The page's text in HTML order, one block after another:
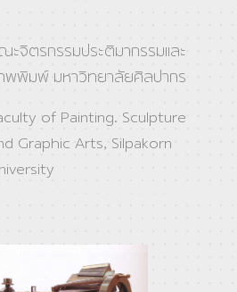
ะจิตรกรรมประติมากรรมและ
พพิมพ์ มหาวิทยาลัยศิลปากร
of Painting. Sculpture
Graphic Arts, Silpakorn